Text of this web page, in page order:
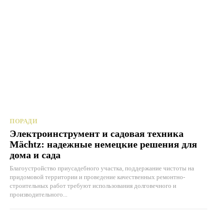
ПОРАДИ
Электроинструмент и садовая техника
Mächtz: надежные немецкие решения для
дома и сада
Благоустройство приусадебного участка, поддержание чистоты на
придомовой территории и проведение качественных ремонтно-
строительных работ требуют использования долговечного и
производительного...